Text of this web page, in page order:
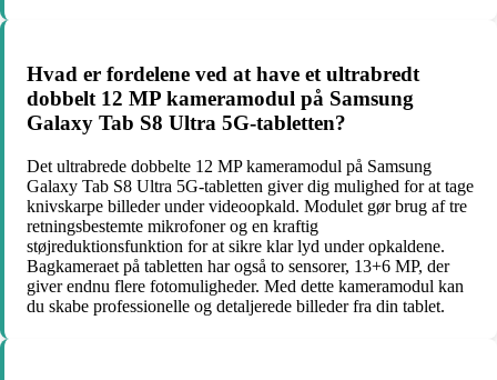
Hvad er fordelene ved at have et ultrabredt
dobbelt 12 MP kameramodul på Samsung
Galaxy Tab S8 Ultra 5G-tabletten?
Det ultrabrede dobbelte 12 MP kameramodul på Samsung
Galaxy Tab S8 Ultra 5G-tabletten giver dig mulighed for at tage
knivskarpe billeder under videoopkald. Modulet gør brug af tre
retningsbestemte mikrofoner og en kraftig
støjreduktionsfunktion for at sikre klar lyd under opkaldene.
Bagkameraet på tabletten har også to sensorer, 13+6 MP, der
giver endnu flere fotomuligheder. Med dette kameramodul kan
du skabe professionelle og detaljerede billeder fra din tablet.